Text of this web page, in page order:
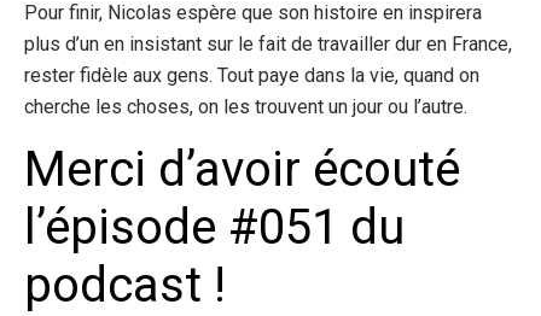
Pour finir, Nicolas espère que son histoire en inspirera
plus d’un en insistant sur le fait de travailler dur en France,
rester fidèle aux gens. Tout paye dans la vie, quand on
cherche les choses, on les trouvent un jour ou l’autre.
Merci d’avoir écouté
l’épisode #051 du
podcast !